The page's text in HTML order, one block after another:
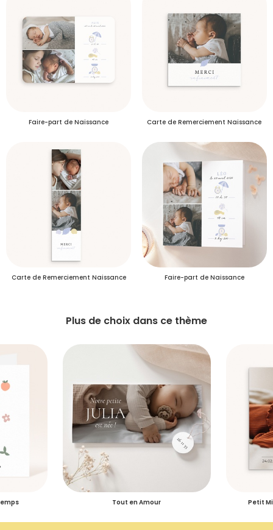
Délais de livraison des échantillons
Faire-part de Naissance Carte de Remerciement Naissance
Carte de Remerciement Naissance Faire-part de Naissance
Plus de choix dans ce thème
Tout en Amour Petit